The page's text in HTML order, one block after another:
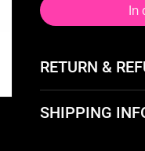
In
RETURN &
and exchange it
SHIPPING